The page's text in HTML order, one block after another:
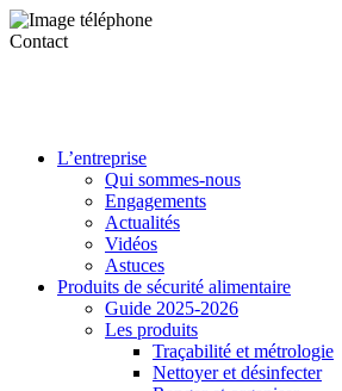
Contact
L’entreprise
Qui sommes-nous
Engagements
Actualités
Vidéos
Astuces
Produits de sécurité alimentaire
Guide 2025-2026
Les produits
Traçabilité et métrologie
Nettoyer et désinfecter